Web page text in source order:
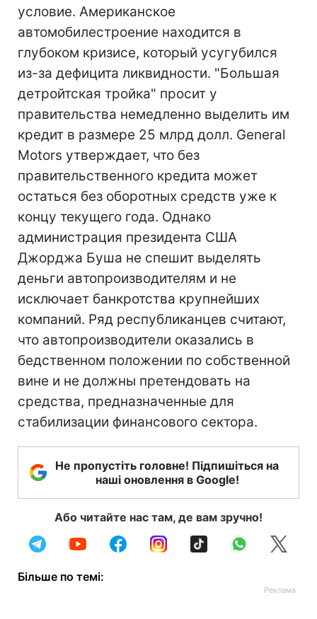
условие. Американское
автомобилестроение находится в
глубоком кризисе, который усугубился
из-за дефицита ликвидности. "Большая
детройтская тройка" просит у
правительства немедленно выделить им
кредит в размере 25 млрд долл. General
Motors утверждает, что без
правительственного кредита может
остаться без оборотных средств уже к
концу текущего года. Однако
администрация президента США
Джорджа Буша не спешит выделять
деньги автопроизводителям и не
исключает банкротства крупнейших
компаний. Ряд республиканцев считают,
что автопроизводители оказались в
бедственном положении по собственной
вине и не должны претендовать на
средства, предназначенные для
стабилизации финансового сектора.
Не пропустіть головне! Підпишіться на
наші оновлення в Google!
Або читайте нас там, де вам зручно!
Більше по темі: